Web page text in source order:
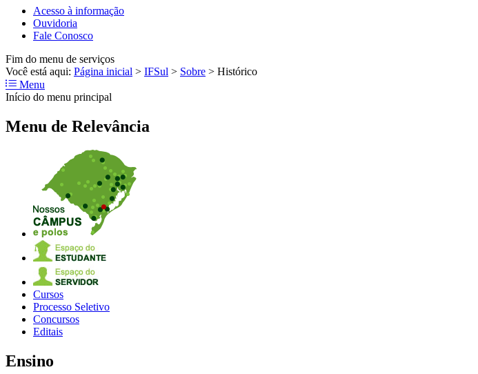
Acesso à informação
Ouvidoria
Fale Conosco
Fim do menu de serviços
Você está aqui: Página inicial > IFSul > Sobre > Histórico
Menu
Início do menu principal
Menu de Relevância
Cursos
Processo Seletivo
Concursos
Editais
Ensino